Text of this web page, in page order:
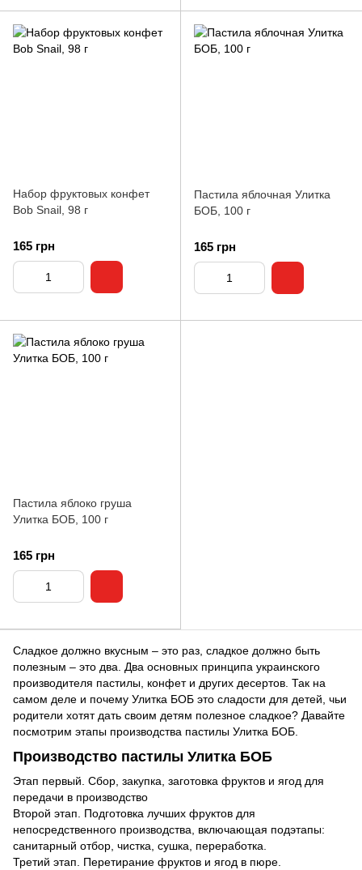
Набор фруктовых конфет
Bob Snail, 98 г
165 грн
Пастила яблочная Улитка
БОБ, 100 г
165 грн
Пастила яблоко груша
Улитка БОБ, 100 г
165 грн
Сладкое должно вкусным – это раз, сладкое должно быть
полезным – это два. Два основных принципа украинского
производителя пастилы, конфет и других десертов. Так на
самом деле и почему Улитка БОБ это сладости для детей, чьи
родители хотят дать своим детям полезное сладкое? Давайте
посмотрим этапы производства пастилы Улитка БОБ.
Производство пастилы Улитка БОБ
Этап первый. Сбор, закупка, заготовка фруктов и ягод для
передачи в производство
Второй этап. Подготовка лучших фруктов для
непосредственного производства, включающая подэтапы:
санитарный отбор, чистка, сушка, переработка.
Третий этап. Перетирание фруктов и ягод в пюре.